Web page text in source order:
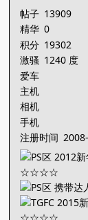
帖子 13909
精华 0
积分 19302
激骚 1240 度
爱车
主机
相机
手机
注册时间